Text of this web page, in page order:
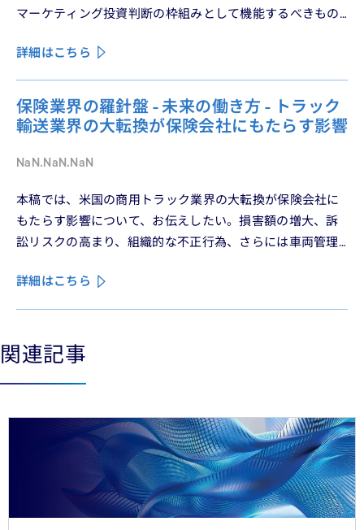
マーケティング投資判断の枠組みとして機能するべきもの
詳細はこちら
保険業界の羅針盤 - 未来の働き方 - トラック
輸送業界の大転換が保険会社にもたらす影響
NaN.NaN.NaN
本稿では、米国の商用トラック業界の大転換が保険会社に
もたらす影響について、お伝えしたい。損害額の増大、訴
訟リスクの高まり、組織的な不正行為、さらには車両管理
ある。
詳細はこちら
See more See less
関連記事